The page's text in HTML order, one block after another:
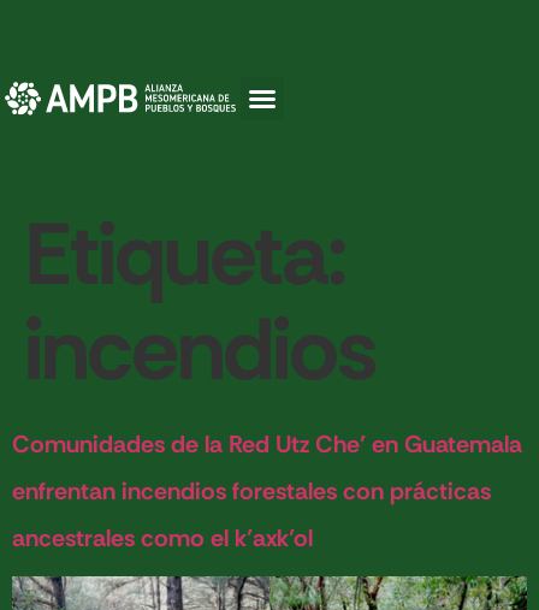
Etiqueta:
incendios
Comunidades de la Red Utz Che’ en Guatemala
enfrentan incendios forestales con prácticas
ancestrales como el k’axk’ol